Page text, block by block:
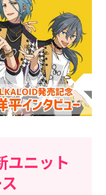
ユニット